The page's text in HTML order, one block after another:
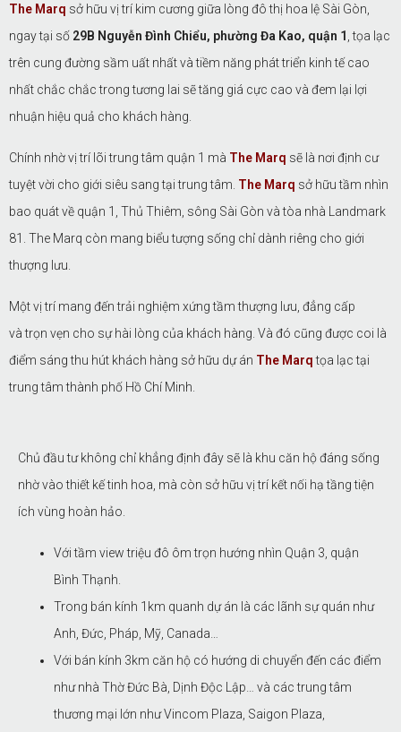
The Marq sở hữu vị trí kim cương giữa lòng đô thị hoa lệ Sài Gòn,
ngay tại số 29B Nguyễn Đình Chiểu, phường Đa Kao, quận 1 , tọa lạc
trên cung đường sầm uất nhất và tiềm năng phát triển kinh tế cao
nhất chắc chắc trong tương lai sẽ tăng giá cực cao và đem lại lợi
nhuận hiệu quả cho khách hàng.
Chính nhờ vị trí lõi trung tâm quận 1 mà The Marq sẽ là nơi định cư
tuyệt vời cho giới siêu sang tại trung tâm. The Marq sở hữu tầm nhìn
bao quát về quận 1, Thủ Thiêm, sông Sài Gòn và tòa nhà Landmark
81. The Marq còn mang biểu tượng sống chỉ dành riêng cho giới
thượng lưu.
Một vị trí mang đến trải nghiệm xứng tầm thượng lưu, đẳng cấp
và trọn vẹn cho sự hài lòng của khách hàng. Và đó cũng được coi là
điểm sáng thu hút khách hàng sở hữu dự án The Marqtọa lạc tại
trung tâm thành phố Hồ Chí Minh.
Chủ đầu tư không chỉ khẳng định đây sẽ là khu căn hộ đáng sống
nhờ vào thiết kế tinh hoa, mà còn sở hữu vị trí kết nối hạ tầng tiện
ích vùng hoàn hảo.
Với tầm view triệu đô ôm trọn hướng nhìn Quận 3, quận
Bình Thạnh.
Trong bán kính 1km quanh dự án là các lãnh sự quán như
Anh, Đức, Pháp, Mỹ, Canada…
Với bán kính 3km căn hộ có hướng di chuyển đến các điểm
như nhà Thờ Đức Bà, Dịnh Độc Lập… và các trung tâm
thương mại lớn như Vincom Plaza, Saigon Plaza,